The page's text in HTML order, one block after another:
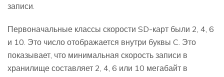
записи.
Первоначальные классы скорости SD-карт были 2, 4, 6
и 10. Это число отображается внутри буквы C. Это
показывает, что минимальная скорость записи в
хранилище составляет 2, 4, 6 или 10 мегабайт в